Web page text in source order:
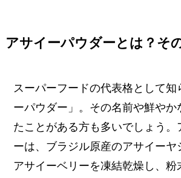
アサイーパウダーとは？そ
スーパーフードの代表格として知
ーパウダー」。その名前や鮮やか
たことがある方も多いでしょう。
ーは、ブラジル原産のアサイーヤ
アサイーベリーを凍結乾燥し、粉